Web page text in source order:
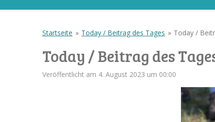
Startseite » Today / Beitrag des Tages » Today /
Today / Beitrag des
Veröffentlicht am 4. August 2023 um 00:00